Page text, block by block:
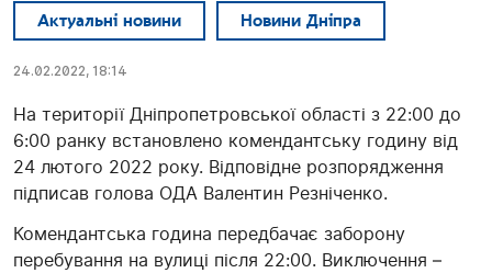
Актуальні новини Новини Дніпра
24.02.2022, 18:14
На території Дніпропетровської області з 22:00 до
6:00 ранку встановлено комендантську годину від
24 лютого 2022 року. Відповідне розпорядження
підписав голова ОДА Валентин Резніченко.
Комендантська година передбачає заборону
перебування на вулиці після 22:00. Виключення –